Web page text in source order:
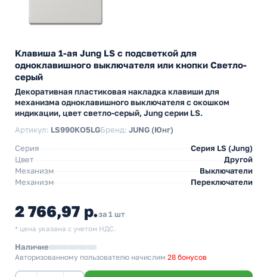
Клавиша 1-ая Jung LS с подсветкой для
одноклавишного выключателя или кнопки Светло-
серый
Декоративная пластиковая накладка клавиши для
механизма одноклавишного выключателя с окошком
индикации, цвет светло-серый, Jung серии LS.
Артикул: LS990KO5LGБренд: JUNG (Юнг)
Серия
Серия LS (Jung)
Цвет
Другой
Механизм
Выключатели
Механизм
Переключатели
2 766,97 р.за 1 шт
* цена указана с учетом НДС.
Наличие
Авторизованному пользователю начислим 28 бонусов